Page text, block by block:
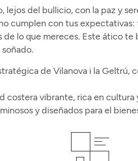
lejos del bullicio, con la paz y
cumplen con tus
lo que mereces. Este ático
de Vilanova i la Geltrú,
costera vibrante, rica en cultura
y diseñados para el